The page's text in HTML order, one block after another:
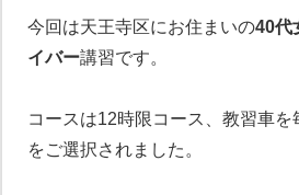
今回は天王寺区にお住まいの40代
イバー講習です。
コースは12時限コース、教習車を
をご選択されました。